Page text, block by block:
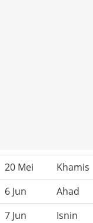
20 Mei Khamis
6 Jun
Ahad
7 Jun
Isnin